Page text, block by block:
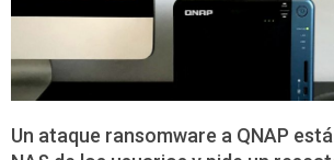
Un ataque ransomware a QNAP